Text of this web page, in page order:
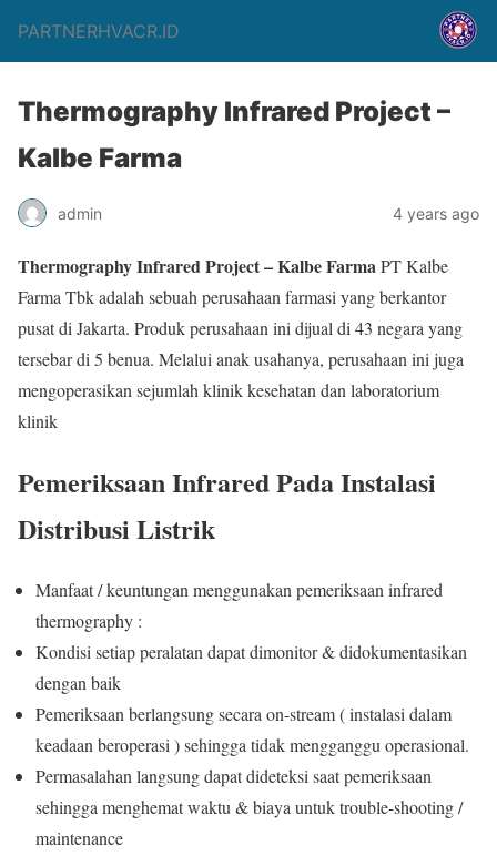
PARTNERHVACR.ID
Thermography Infrared Project –
Kalbe Farma
admin 4 years ago
Thermography Infrared Project – Kalbe FarmaPT Kalbe
Farma Tbk adalah sebuah perusahaan farmasi yang berkantor
pusat di Jakarta. Produk perusahaan ini dijual di 43 negara yang
tersebar di 5 benua. Melalui anak usahanya, perusahaan ini juga
mengoperasikan sejumlah klinik kesehatan dan laboratorium
klinik
Pemeriksaan Infrared Pada Instalasi
Distribusi Listrik
Manfaat / keuntungan menggunakan pemeriksaan infrared
thermography :
Kondisi setiap peralatan dapat dimonitor & didokumentasikan
dengan baik
Pemeriksaan berlangsung secara on-stream ( instalasi dalam
keadaan beroperasi ) sehingga tidak mengganggu operasional.
Permasalahan langsung dapat dideteksi saat pemeriksaan
sehingga menghemat waktu & biaya untuk trouble-shooting /
maintenance